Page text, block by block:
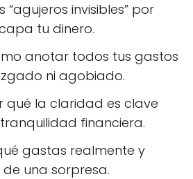
“agujeros invisibles” por
tu dinero.
anotar todos tus gastos
ni agobiado.
qué la claridad es clave
financiera.
gastas realmente y
una sorpresa.